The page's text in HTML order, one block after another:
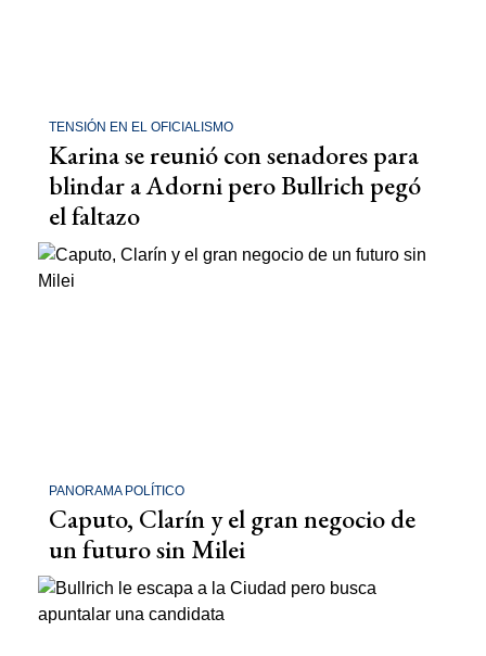
TENSIÓN EN EL OFICIALISMO
Karina se reunió con senadores para
blindar a Adorni pero Bullrich pegó
el faltazo
PANORAMA POLÍTICO
Caputo, Clarín y el gran negocio de
un futuro sin Milei